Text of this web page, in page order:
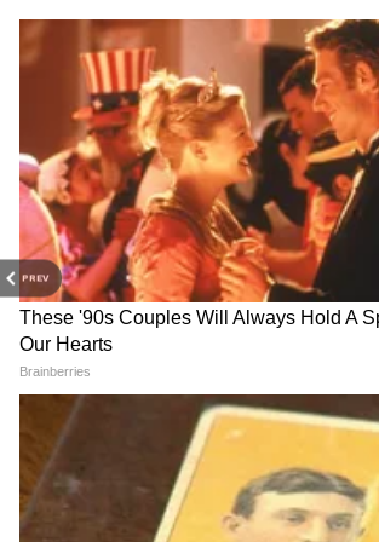
PREV
उपमुख्यमंत्री एकनाथ शिंदे यांच्या
शिवसेनेला चार जागा देण्यात आल्या
रवींद्र फाटक, नाशिकमधून नरेंद्र दराडे
हिंगोलीमधून सईद खान यांची नावे
झाली आहेत. यवतमाळ मतदारसंघासाठी
किरण पांडव आणि सलीम खातून
अंतिम निर्णय होण्याची शक्यता आहे.
राष्ट्रवादी काँग्रेस दोन जागांवर मैदानात
उपमुख्यमंत्री अजित पवार यांच्या राष्ट्रवादी
जागांचा वाटा मिळाला आहे. रायगड-
मतदारसंघातून अनिकेत तटकरे यांची
मानली जात आहे. तर पुणे मतदारसंघातून
यांच्या नावाची चर्चा जोरात सुरू आहे.